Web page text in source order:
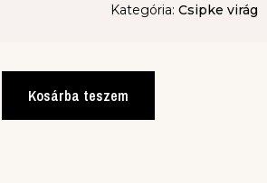
Kategória: Csipke virág
Kosárba teszem